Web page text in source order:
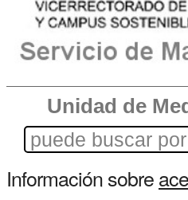
Unidad de
Información sobre